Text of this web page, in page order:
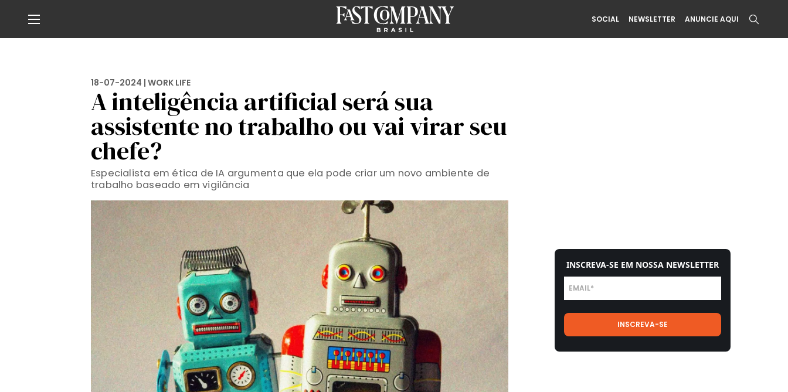
SOCIAL NEWSLETTER ANUNCIE AQUI
18-07-2024 | WORK LIFE
A inteligência artificial será sua
assistente no trabalho ou vai virar seu
chefe?
Especialista em ética de IA argumenta que ela pode criar um novo ambiente de
trabalho baseado em vigilância
INSCREVA-SE EM NOSSA NEWSLETTER